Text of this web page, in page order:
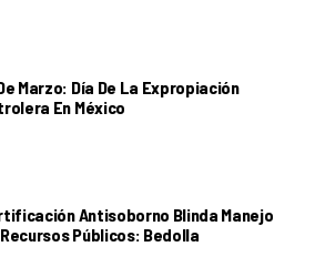
Marzo: Día De La Expropiación
En México
Antisoborno Blinda Manejo
Recursos Públicos: Bedolla